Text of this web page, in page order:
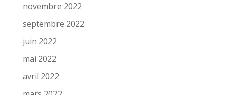
novembre 2022
septembre 2022
juin 2022
mai 2022
avril 2022